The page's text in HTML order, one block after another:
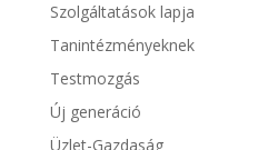
Szolgáltatások lapja
Tanintézményeknek
Testmozgás
Új generáció
Üzlet-Gazdaság